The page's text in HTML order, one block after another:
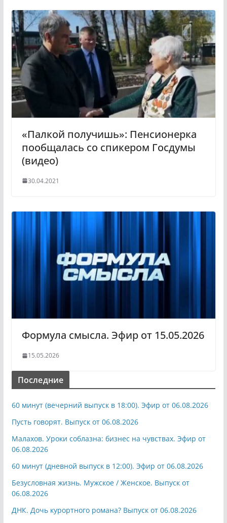
«Палкой получишь»: Пенсионерка
пообщалась со спикером Госдумы
(видео)
30.04.2021
Формула смысла. Эфир от 15.05.2026
15.05.2026
Последние
60 минут (вечерний выпуск в 18:00). Эфир от 06.08.2026
Пусть говорят. Выпуск от 06.08.2026
Малахов. Уроки соблазна: бизнес на чувствах. Эфир от
06.08.2026
60 минут (дневной выпуск в 12:00). Эфир от 06.08.2026
Безусловная жизнь. Мужское / Женское. Выпуск от
06.08.2026
ДНК. Дочь курортного романа? Выпуск от 06.08.2026